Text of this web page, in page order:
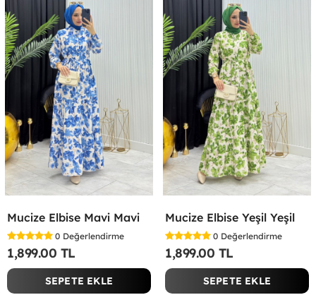
Mucize Elbise Mavi Mavi
0 Değerlendirme
1,899.00 TL
SEPETE EKLE
Mucize Elbise Yeşil Yeşil
0 Değerlendirme
1,899.00 TL
SEPETE EKLE